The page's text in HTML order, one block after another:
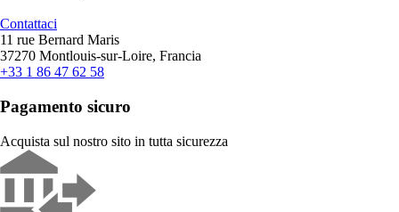
Contattaci
11 rue Bernard Maris
37270 Montlouis-sur-Loire, Francia
+33 1 86 47 62 58
Pagamento sicuro
Acquista sul nostro sito in tutta sicurezza